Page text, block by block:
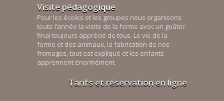
Visite pédagogique
Pour les écoles et les groupes nous organisons
toute l’année la visite de la ferme avec un goûter
final toujours apprécié de tous. Le vie de la
ferme et des animaux, la fabrication de nos
fromages, tout est expliqué et les enfants
apprennent énormément.
Tarifs et réservation en ligne